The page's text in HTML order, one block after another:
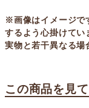
※画像はイメージで
するよう心掛けてい
実物と若干異なる場
この商品を見